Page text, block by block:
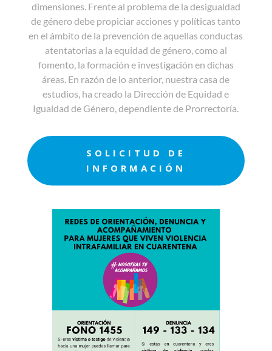
dimensiones. Frente al problema de la desigualdad
de género debe propiciar acciones y políticas tanto
en el ámbito de la prevención de aquellas conductas
atentatorias a la equidad de género, como al
fomento, la formación e investigación en dichas
áreas. En razón de lo anterior, nuestra casa de
estudios, ha creado la Dirección de Equidad e
Igualdad de Género, dependiente de Prorrectoría.
SOLICITUD DE
INFORMACIÓN